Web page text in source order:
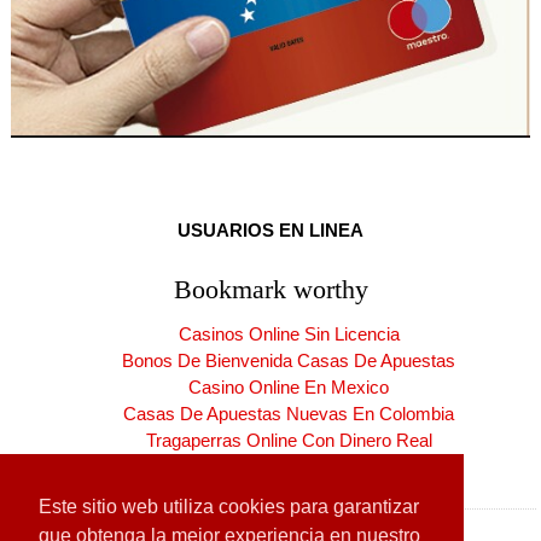
Este sitio web utiliza cookies para garantizar
que obtenga la mejor experiencia en nuestro
USUARIOS EN LINEA
Bookmark worthy
Casinos Online Sin Licencia
Bonos De Bienvenida Casas De Apuestas
Casino Online En Mexico
Casas De Apuestas Nuevas En Colombia
Tragaperras Online Con Dinero Real